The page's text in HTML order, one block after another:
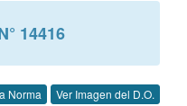
14416
Norma Ver Imagen del D.O.